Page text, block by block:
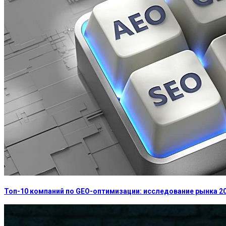
Топ-10 компаний по GEO-оптимизации: исследование рынка